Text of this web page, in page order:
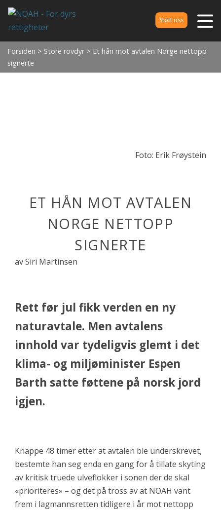
Støtt oss
Forsiden > Store rovdyr > Et hån mot avtalen Norge nettopp
signerte
Foto: Erik Frøystein
ET HÅN MOT AVTALEN
NORGE NETTOPP
SIGNERTE
av Siri Martinsen
Rett før jul fikk verden en ny
naturavtale. Men avtalens
innhold var tydeligvis glemt i det
klima- og miljøminister Espen
Barth satte føttene på norsk jord
igjen.
Knappe 48 timer etter at avtalen ble underskrevet,
bestemte han seg enda en gang for å tillate skyting
av kritisk truede ulveflokker i sonen der de skal
«prioriteres» – og det på tross av at NOAH vant
frem i lagmannsretten tidligere i år mot nettopp